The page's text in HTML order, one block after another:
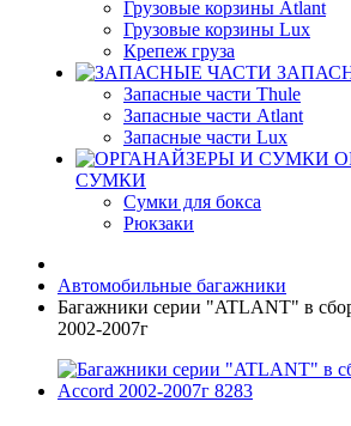
Грузовые корзины Atlant
Грузовые корзины Lux
Крепеж груза
Запасные части Thule
Запасные части Atlant
Запасные части Lux
СУМКИ
Сумки для бокса
Рюкзаки
Автомобильные багажники
Багажники серии "ATLANT" в
2002-2007г